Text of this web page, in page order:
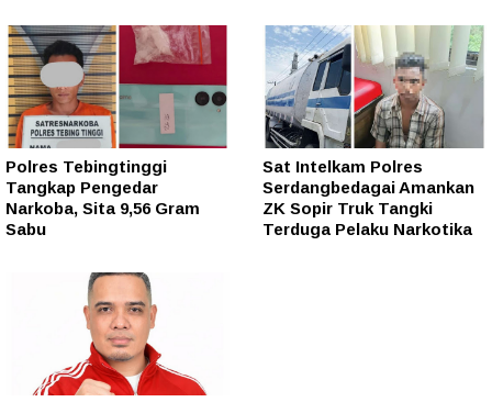
Polres Tebingtinggi
Tangkap Pengedar
Narkoba, Sita 9,56 Gram
Sabu
Sat Intelkam Polres
Serdangbedagai Amankan
ZK Sopir Truk Tangki
Terduga Pelaku Narkotika